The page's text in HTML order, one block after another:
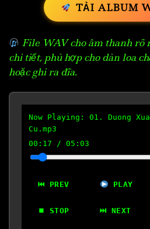
TẢI ALBUM
File WAV cho âm thanh rõ
chi tiết, phù hợp cho dàn loa
hoặc ghi ra đĩa.
Now Playing: 01. Duong
Cu.mp3
00:17 / 05:03
⏮ PREV PLAY
⏹ STOP ⏭ NEXT